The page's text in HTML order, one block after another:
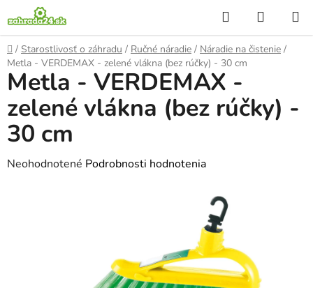
na
obsah
Hľadať
KOŠÍK
Domov
/ Starostlivosť o záhradu / Ručné náradie / Náradie na čistenie /
Metla - VERDEMAX - zelené vlákna (bez rúčky) - 30 cm
Metla - VERDEMAX -
zelené vlákna (bez rúčky) -
30 cm
Priemerné
Neohodnotené Podrobnosti hodnotenia